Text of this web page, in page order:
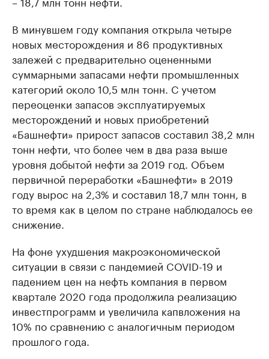
В минувшем году компания открыла четыре
новых месторождения и 86 продуктивных
залежей с предварительно оцененными
суммарными запасами нефти промышленных
категорий около 10,5 млн тонн. С учетом
переоценки запасов эксплуатируемых
месторождений и новых приобретений
«Башнефти» прирост запасов составил 38,2 млн
тонн нефти, что более чем в два раза выше
уровня добытой нефти за 2019 год. Объем
первичной переработки «Башнефти» в 2019
году вырос на 2,3% и составил 18,7 млн тонн, в
то время как в целом по стране наблюдалось ее
снижение.
На фоне ухудшения макроэкономической
ситуации в связи с пандемией COVID-19 и
падением цен на нефть компания в первом
квартале 2020 года продолжила реализацию
инвестпрограмм и увеличила капвложения на
10% по сравнению с аналогичным периодом
прошлого года.